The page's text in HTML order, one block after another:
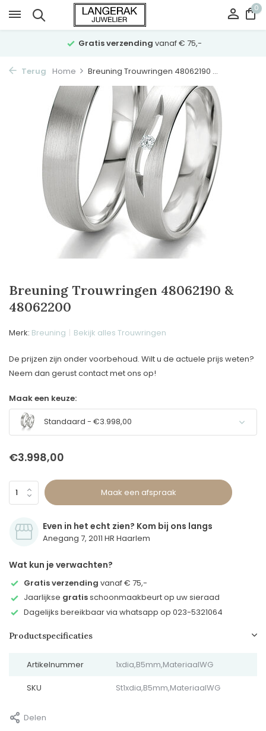
0
Gratis verzending vanaf € 75,-
Terug Home Breuning Trouwringen 48062190 ...
Breuning Trouwringen 48062190 &
48062200
Merk: Breuning Bekijk alles Trouwringen
De prijzen zijn onder voorbehoud. Wilt u de actuele prijs weten?
Neem dan gerust contact met ons op!
Maak een keuze:
Standaard - €3.998,00
€3.998,00
Maak een afspraak
Even in het echt zien? Kom bij ons langs
Anegang 7, 2011 HR Haarlem
Wat kun je verwachten?
Gratis verzending vanaf € 75,-
Jaarlijkse gratisschoonmaakbeurt op uw sieraad
Dagelijks bereikbaar via whatsapp op 023-5321064
Productspecificaties
Artikelnummer 1xdia,B5mm,MateriaalWG
SKU St1xdia,B5mm,MateriaalWG
Delen